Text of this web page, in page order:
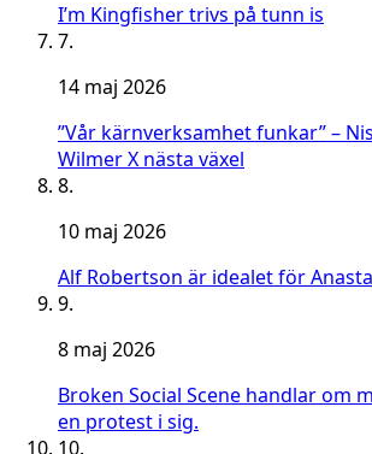
I’m Kingfisher trivs på tunn is
7.
14 maj 2026
”Vår kärnverksamhet funkar” –
Wilmer X nästa växel
8.
10 maj 2026
Alf Robertson är idealet för
9.
8 maj 2026
Broken Social Scene handlar om
en protest i sig.
10.